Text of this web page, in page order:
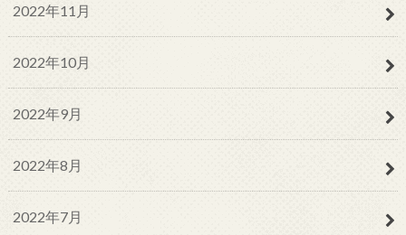
2022年11月
2022年10月
2022年9月
2022年8月
2022年7月